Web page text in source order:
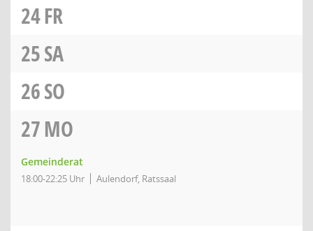
24FR
25SA
26SO
27MO
Gemeinderat
18:00-22:25 Uhr Aulendorf, Ratssaal